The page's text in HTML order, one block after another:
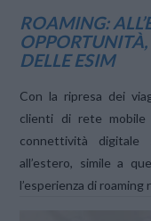
ROAMING:
DELLE ESIM
Con la ripresa dei
clienti di rete
connettività digitale
all’estero, simile a
l’esperienza di roaming